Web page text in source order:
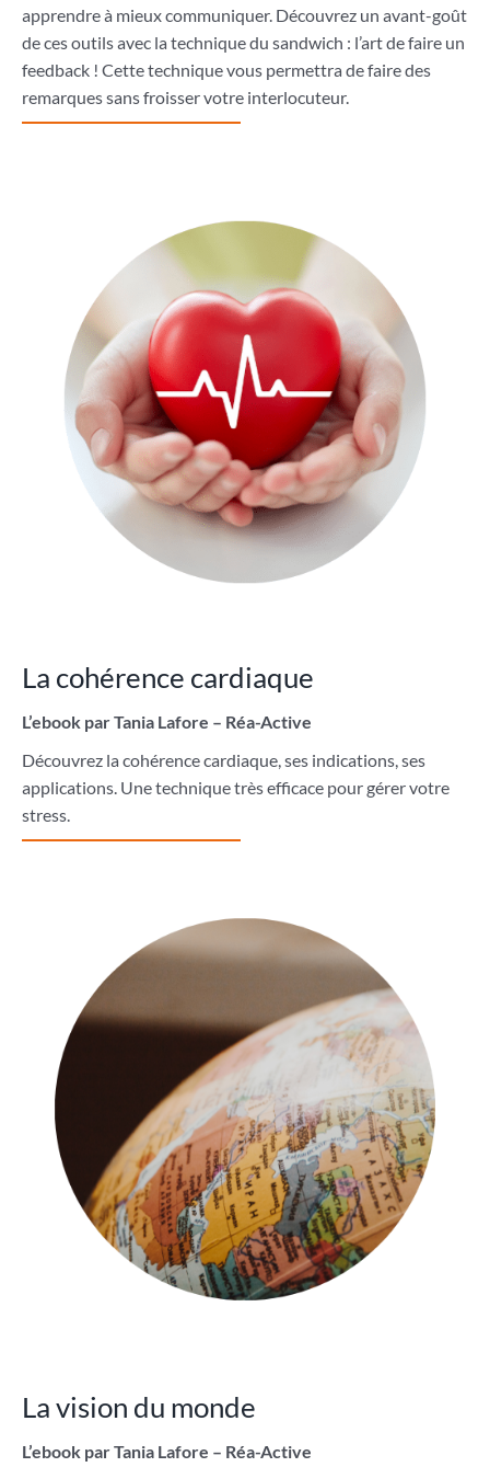
apprendre à mieux communiquer. Découvrez un avant-goût
de ces outils avec la technique du sandwich : l’art de faire un
feedback ! Cette technique vous permettra de faire des
remarques sans froisser votre interlocuteur.
La cohérence cardiaque
L’ebook par Tania Lafore – Réa-Active
Découvrez la cohérence cardiaque, ses indications, ses
applications. Une technique très efficace pour gérer votre
stress.
La vision du monde
L’ebook par Tania Lafore – Réa-Active